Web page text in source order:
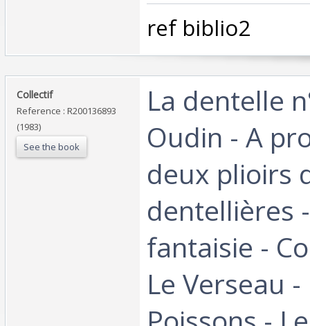
‎ref biblio2‎
‎Collectif‎
Reference : R200136893
(1983)
See the book
‎La dentelle
Oudin - A
deux plioirs
dentellières
fantaisie -
Le Verseau -